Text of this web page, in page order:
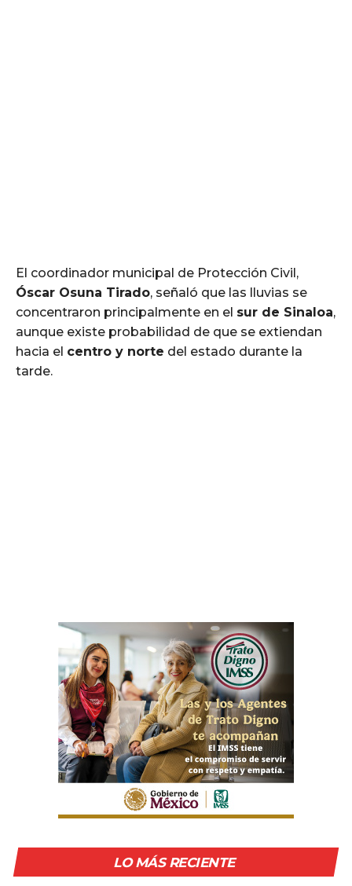
El coordinador municipal de Protección Civil,
Óscar Osuna Tirado, señaló que las lluvias se
concentraron principalmente en el sur de Sinaloa,
aunque existe probabilidad de que se extiendan
hacia el centro y norte del estado durante la
tarde.
LO MÁS RECIENTE